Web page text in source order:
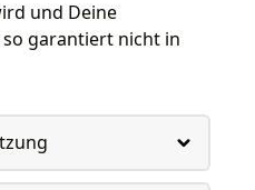
und Deine
garantiert nicht in